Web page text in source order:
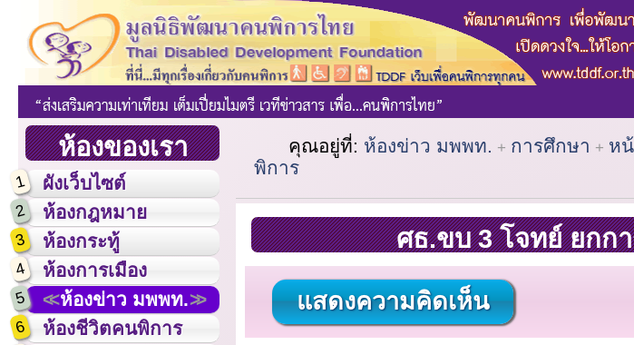
ห้องของเรา
1 ผังเว็บไซต์
2 ห้องกฎหมาย
3 ห้องกระทู้
4 ห้องการเมือง
5 ห้องข่าว มพพท.
6 ห้องชีวิตคนพิการ
คุณอยู่ที่: ห้องข่าว มพพท. การศึกษา ห
พิการ
ศธ.ขบ 3 โจทย์ ยกก
แสดงความคิดเห็น